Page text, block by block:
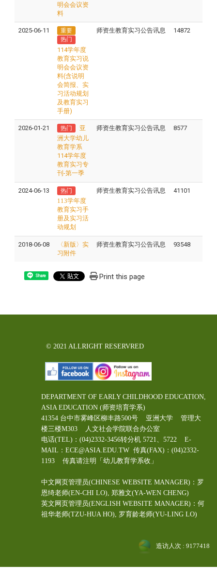
明会会议资
料
2025-06-11
重要
热门
114学年度
教育实习说
明会会议资
料(含说明
会简报、实
习活动规划
及教育实习
手册)
师资生教育实习公告讯息 14872
2026-01-21 热门
亚
洲大学幼儿
教育学系
114学年度
教育实习专
刊-第一季
师资生教育实习公告讯息 8577
2024-06-13 热门
113学年度
教育实习手
册及实习活
动规划
师资生教育实习公告讯息 41101
2018-06-08
〈新版〉实
习附件
师资生教育实习公告讯息 93548
Share Print this page
© 2021 ALLRIGHT RESERVRED
DEPARTMENT OF EARLY CHILDHOOD EDUCATION,
ASIA EDUCATION (师资培育学系)
41354 台中市雾峰区柳丰路500号 亚洲大学 管理大
楼三楼M303 人文社会学院联合办公室
电话(TEL)：(04)2332-3456转分机 5721、5722 E-
MAIL：ECE@ASIA.EDU.TW 传真(FAX)：(04)2332-
1193 传真请注明「幼儿教育学系收」
中文网页管理员(CHINESE WEBSITE MANAGER)：罗
恩绮老师(EN-CHI LO) , 郑雅文(YA-WEN CHENG)
英文网页管理员(ENGLISH WEBSITE MANAGER)：何
祖华老师(TZU-HUA HO), 罗育龄老师(YU-LING LO)
造访人次 : 9177418